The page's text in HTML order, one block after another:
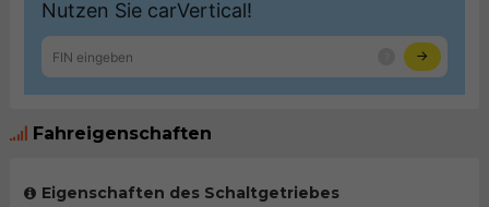
Fahreigenschaften
Eigenschaften des Schaltgetriebes